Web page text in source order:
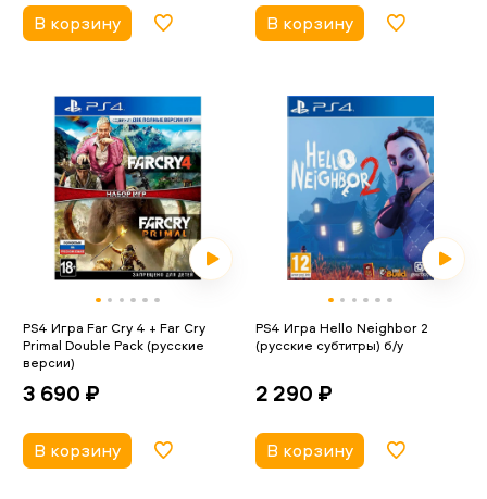
В корзину В корзину
PS4 Игра Far Cry 4 + Far Cry
Primal Double Pack (русские
версии)
3 690 ₽
В корзину
PS4 Игра Hello Neighbor 2
(русские субтитры) б/у
2 290 ₽
В корзину